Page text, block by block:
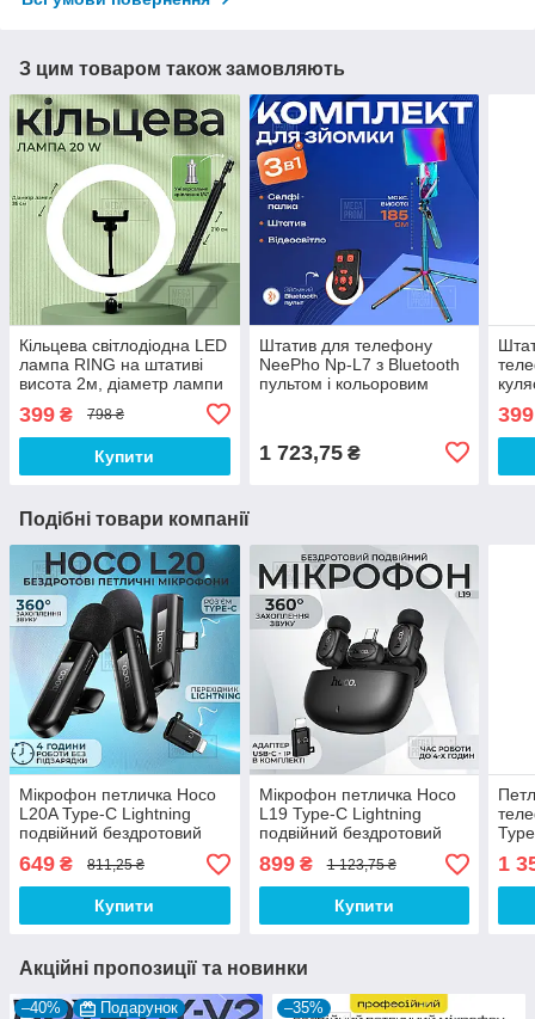
З цим товаром також замовляють
Кільцева світлодіодна LED
лампа RING на штативі
висота 2м, діаметр лампи
26см, для блогера, чорний
399 ₴ 798 ₴
Купити
Штатив для телефону
NeePho Np-L7 з Bluetooth
пультом і кольоровим
1 723,75₴
399
Подібні товари компанії
Мікрофон петличка Hoco
L20A Type-C Lightning
подвійний бездротовий
петличний мікрофон для
iphone телефону
649 ₴ 811,25 ₴
Купити
Мікрофон петличка Hoco
L19 Type-C Lightning
подвійний бездротовий
петличний мікрофон для
iphone телефона із
зарядним кейсом
899₴ 1 123,75 ₴
Купити
1
Акційні пропозиції та новинки
–40% Подарунок –35%